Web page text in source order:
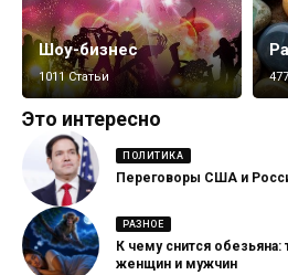
Шоу-бизнес
1011 Статьи
Это интересно
ПОЛИТИКА
Переговоры США и
РАЗНОЕ
К чему снится обезьяна:
женщин и мужчин